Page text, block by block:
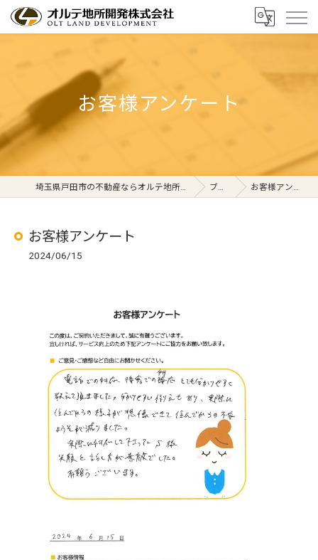
お客様アンケート
埼玉県戸田市の不動産ならオルテ地所開発株式会社 ブログ お客様アンケート
お客様アンケート
2024/06/15